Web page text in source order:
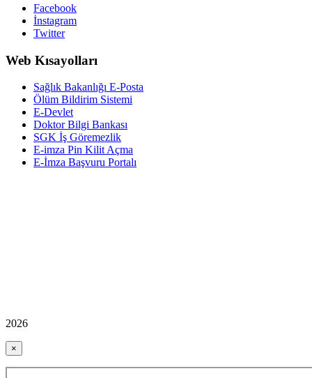
Facebook
İnstagram
Twitter
Web Kısayolları
Sağlık Bakanlığı E-Posta
Ölüm Bildirim Sistemi
E-Devlet
Doktor Bilgi Bankası
SGK İş Göremezlik
E-imza Pin Kilit Açma
E-İmza Başvuru Portalı
2026
×